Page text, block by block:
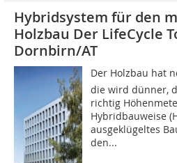
Hybridsystem für den
Holzbau Der LifeCycle
Dornbirn/AT
Der Holzbau hat
die wird dünner,
richtig
Hybridbauweise
ausgeklügeltes
den...